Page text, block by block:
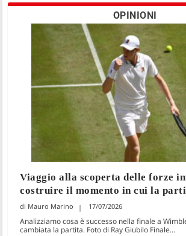
OPINIONI
Viaggio alla scoperta delle forze
costruire il momento in cui la
Mauro Marino 17/07/2026
Analizziamo cosa è successo nella finale a
cambiata la partita. Foto di Ray Giubilo Finale...